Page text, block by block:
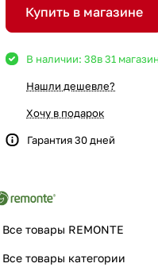
Купить в магазине
В наличии: 38в 31
Нашли дешевле?
Хочу в подарок
Гарантия 30 дней
Все товары REMONTE
Все товары категории